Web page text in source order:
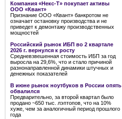
Компания «Некс-Т» покупает активы
ООО «Квант»
Признание ООО «Квант» банкротом не
означает остановку производства и не
приведет к демонтажу производственных
мощностей
Российский рынок ИБП во 2 квартале
2026 г. вернулся к росту
Средневзвешенная стоимость ИБП за год
выросла на 29,6%, что и стало причиной
разнонаправленной динамики штучных и
денежных показателей
В июне рынок ноутбуков в России опять
обвалился
Предварительно, за второй квартал было
продано ~650 тыс. лэптопов, что на 10%
хуже, чем за аналогичный период прошлого
года